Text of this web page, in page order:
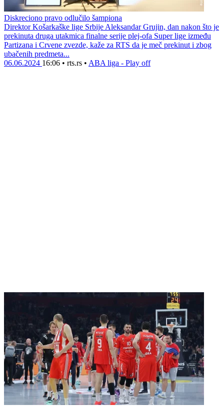
Diskreciono pravo odlučilo šampiona
Direktor Košarkaške lige Srbije Aleksandar Grujin, dan nakon što je
prekinuta druga utakmica finalne serije plej-ofa Super lige između
Partizana i Crvene zvezde, kaže za RTS da je meč prekinut i zbog
ubačenih predmeta...
06.06.2024 16:06 • rts.rs • ABA liga - Play off